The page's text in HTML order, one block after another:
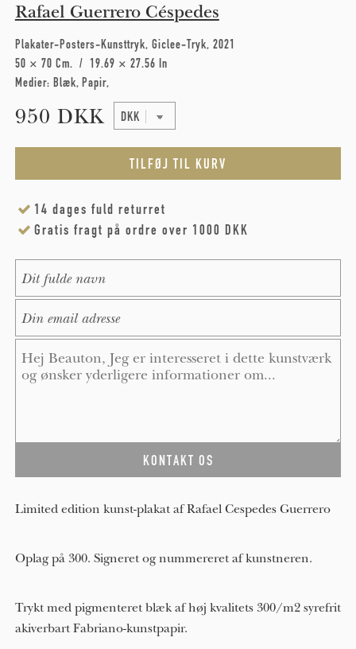
Rafael Guerrero Céspedes
Plakater-Posters-Kunsttryk Giclee-Tryk 2021
50 × 70 Cm
19.69 × 27.56 In
Medier: Blæk Papir
950 DKK
14 dages fuld returret
Gratis fragt på ordre over 1000 DKK
Limited edition kunst-plakat af Rafael Cespedes Guerrero
Oplag på 300. Signeret og nummereret af kunstneren.
Trykt med pigmenteret blæk af høj kvalitets 300/m2 syrefrit
akiverbart Fabriano-kunstpapir.